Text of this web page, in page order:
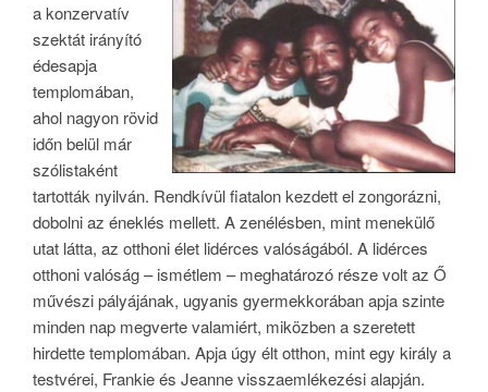
a konzervatív
szektát irányító
édesapja
templomában,
ahol nagyon rövid
időn belül már
szólistaként
tartották nyilván. Rendkívül fiatalon kezdett el zongorázni,
dobolni az éneklés mellett. A zenélésben, mint menekülő
utat látta, az otthoni élet lidérces valóságából. A lidérces
otthoni valóság – ismétlem – meghatározó része volt az Ő
művészi pályájának, ugyanis gyermekkorában apja szinte
minden nap megverte valamiért, miközben a szeretett
hirdette templomában. Apja úgy élt otthon, mint egy király a
testvérei, Frankie és Jeanne visszaemlékezési alapján.